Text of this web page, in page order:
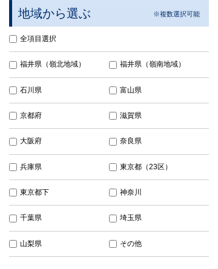
地域から選ぶ
全項目選択
福井県（嶺北地域） 福井県（嶺南地域）
石川県 富山県
京都府 滋賀県
大阪府 奈良県
兵庫県 東京都（23区）
東京都下 神奈川
千葉県 埼玉県
山梨県 その他